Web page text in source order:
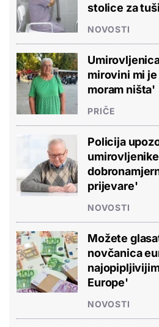
stolice za
NOVOSTI
mirovini mi
moram ništa'
PRIČE
Policija
prijevare'
NOVOSTI
Možete
novčanica
Europe'
NOVOSTI